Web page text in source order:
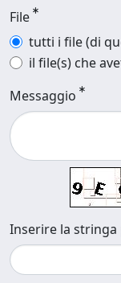
File
tutti i file (di
il file(s) che
Messaggio
Inserire la